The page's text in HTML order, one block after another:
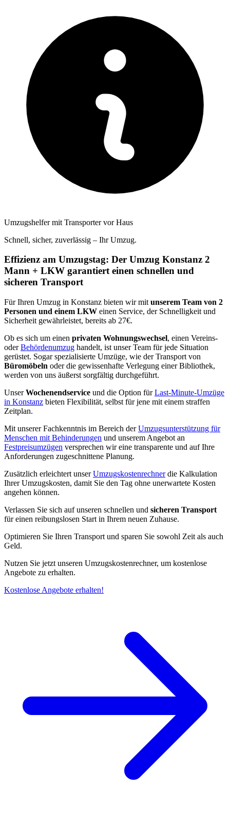
Umzugshelfer mit Transporter vor Haus
Schnell, sicher, zuverlässig – Ihr Umzug.
Effizienz am Umzugstag: Der Umzug Konstanz 2
Mann + LKW garantiert einen schnellen und
sicheren Transport
Für Ihren Umzug in Konstanz bieten wir mit unserem Team von 2
Personen und einem LKW einen Service, der Schnelligkeit und
Sicherheit gewährleistet, bereits ab 27€.
Ob es sich um einen privaten Wohnungswechsel, einen Vereins-
oderBehördenumzug handelt, ist unser Team für jede Situation
gerüstet. Sogar spezialisierte Umzüge, wie der Transport von
Büromöbeln oder die gewissenhafte Verlegung einer Bibliothek,
werden von uns äußerst sorgfältig durchgeführt.
UnserWochenendservice und die Option fürLast-Minute-Umzüge
in Konstanz bieten Flexibilität, selbst für jene mit einem straffen
Zeitplan.
Mit unserer Fachkenntnis im Bereich derUmzugsunterstützung für
Menschen mit Behinderungen und unserem Angebot an
Festpreisumzügen versprechen wir eine transparente und auf Ihre
Anforderungen zugeschnittene Planung.
Zusätzlich erleichtert unserUmzugskostenrechnerdie Kalkulation
Ihrer Umzugskosten, damit Sie den Tag ohne unerwartete Kosten
angehen können.
Verlassen Sie sich auf unseren schnellen und sicheren Transport
für einen reibungslosen Start in Ihrem neuen Zuhause.
Optimieren Sie Ihren Transport und sparen Sie sowohl Zeit als auch
Geld.
Nutzen Sie jetzt unseren Umzugskostenrechner, um kostenlose
Angebote zu erhalten.
Kostenlose Angebote erhalten!